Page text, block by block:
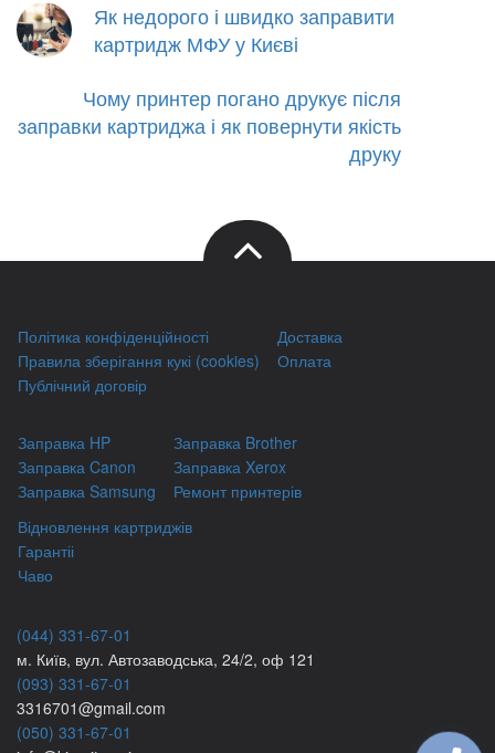
Як недорого і швидко заправити
картридж МФУ у Києві
Чому принтер погано друкує після
заправки картриджа і як повернути якість
друку
Політика конфіденційності
Правила зберігання кукі (cookies)
Публічний договір
Доставка
Оплата
Заправка HP
Заправка Canon
Заправка Samsung
Заправка Brother
Заправка Xerox
Ремонт принтерів
Відновлення картриджів
Гарантіі
Чаво
(044) 331-67-01
м. Київ, вул. Автозаводська, 24/2, оф 121
(093) 331-67-01
3316701@gmail.com
(050) 331-67-01